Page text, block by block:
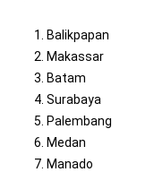
Balikpapan
Makassar
Batam
Surabaya
Palembang
Medan
Manado